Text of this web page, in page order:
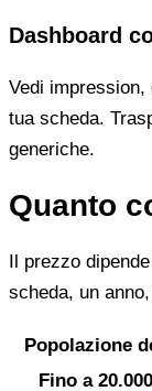
Dashboard
Vedi
tua scheda.
generiche.
Quanto
Il prezzo
scheda, un
Popolazione
Fino a